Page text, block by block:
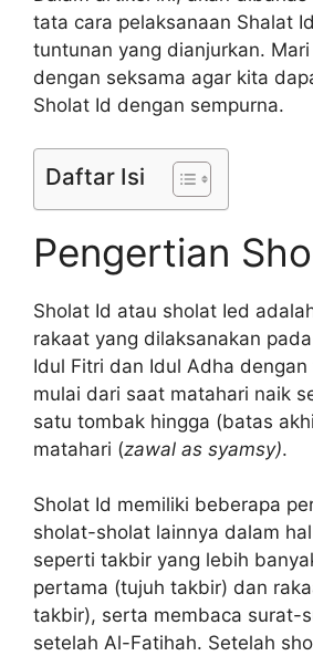
tata cara pelaksanaan Shalat
tuntunan yang dianjurkan.
dengan seksama agar kita
Sholat Id dengan sempurna.
Daftar Isi
Pengertian
Sholat Id atau sholat Ied
rakaat yang dilaksanakan
Idul Fitri dan Idul Adha
mulai dari saat matahari naik
satu tombak hingga (batas
matahari (zawal as syamsy).
Sholat Id memiliki beberapa
sholat-sholat lainnya dalam
seperti takbir yang lebih
pertama (tujuh takbir) dan
takbir), serta membaca surat-
setelah Al-Fatihah. Setelah